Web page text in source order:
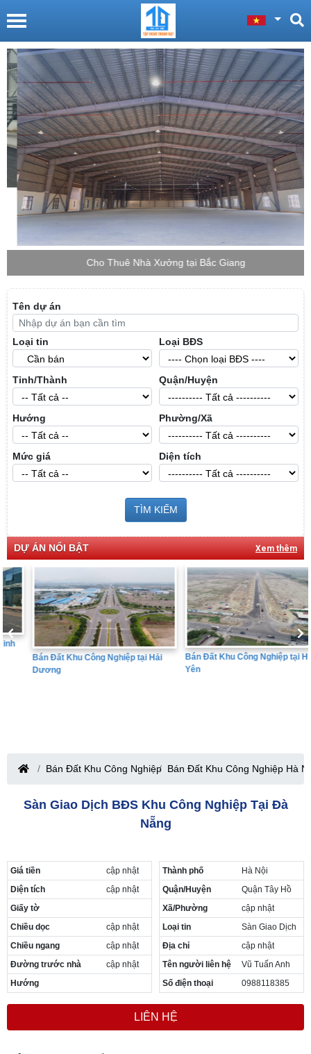
Cho Thuê Nhà Xưởng tại Bắc Giang
Tên dự án
Loại tin Loại BĐS
Tỉnh/Thành Quận/Huyện
Hướng Phường/Xã
Mức giá Diện tích
TÌM KIẾM
DỰ ÁN NỔI BẬT Xem thêm
Bán Đất Khu Công Nghiệp tại Hải
Dương
Bán Đất Khu Công Nghiệp tại Hưng
Bán Đất Khu Công Nghiệp Bán Đất Khu Công Nghiệp Hà
Sàn Giao Dịch BĐS Khu Công Nghiệp Tại Đà
Nẵng
Giá tiền
cập nhật
Diện tích
cập nhật
Giấy tờ
Chiều dọc
cập nhật
Chiều ngang
cập nhật
Đường trước nhà
cập nhật
Hướng
Thành phố
Hà Nội
Quận/Huyện
Quận Tây Hồ
Xã/Phường
cập nhật
Loại tin
Sàn Giao Dịch
Địa chỉ
cập nhật
Tên người liên hệ
Vũ Tuấn Anh
Số điện thoại
0988118385
LIÊN HỆ